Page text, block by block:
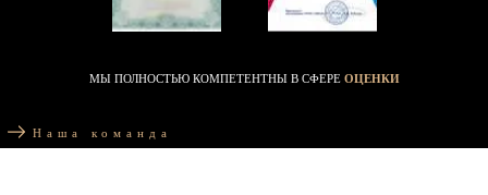
МЫ ПОЛНОСТЬЮ КОМПЕТЕНТНЫ В СФЕРЕ ОЦЕНКИ
Наша команда